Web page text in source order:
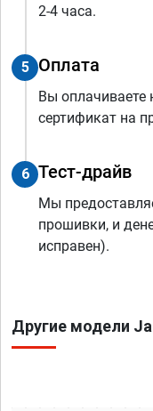
2-4 часа.
5 Оплата
Вы
сертификат на
6 Тест-драйв
Мы
прошивки, и
исправен).
Другие модели